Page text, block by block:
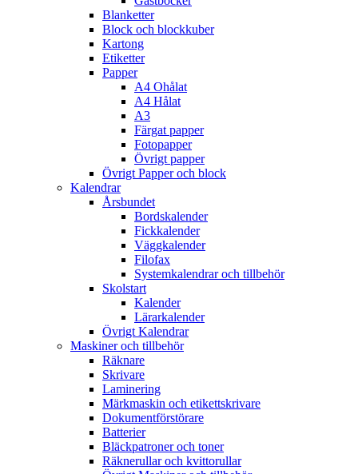
Blanketter
Block och blockkuber
Kartong
Etiketter
Papper
A4 Ohålat
A4 Hålat
A3
Färgat papper
Fotopapper
Övrigt papper
Övrigt Papper och block
Kalendrar
Årsbundet
Bordskalender
Fickkalender
Väggkalender
Filofax
Systemkalendrar och tillbehör
Skolstart
Kalender
Lärarkalender
Övrigt Kalendrar
Maskiner och tillbehör
Räknare
Skrivare
Laminering
Märkmaskin och etikettskrivare
Dokumentförstörare
Batterier
Bläckpatroner och toner
Räknerullar och kvittorullar